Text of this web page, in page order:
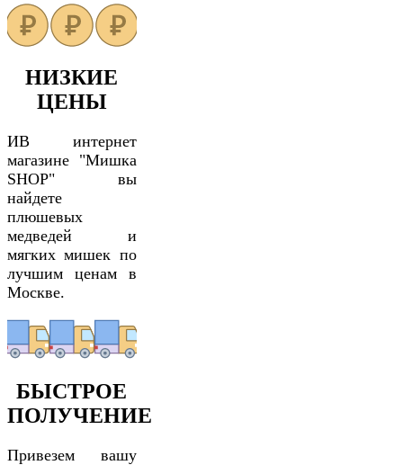
НИЗКИЕ
ЦЕНЫ
ИВ интернет
магазине "Мишка
SHOP" вы
найдете
плюшевых
медведей и
мягких мишек по
лучшим ценам в
Москве.
БЫСТРОЕ
ПОЛУЧЕНИЕ
Привезем вашу